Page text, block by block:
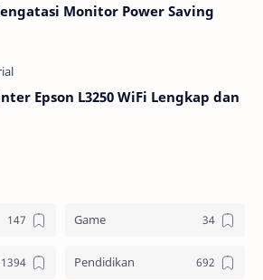
Monitor Power Saving
Epson L3250 WiFi Lengkap dan
Game
Pendidikan